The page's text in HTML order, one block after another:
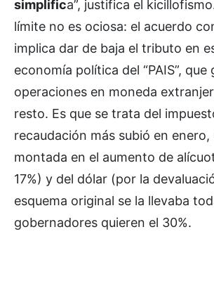
simplifica”, justifica el
límite no es ociosa: el acuerdo
implica dar de baja el tributo en
economía política del “PAIS”, que
operaciones en moneda
resto. Es que se trata del
recaudación más subió en enero,
montada en el aumento de
17%) y del dólar (por la
esquema original se la llevaba
gobernadores quieren el 30%.